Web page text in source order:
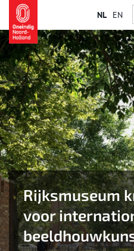
NL EN
‌Rijksmuseum
voor